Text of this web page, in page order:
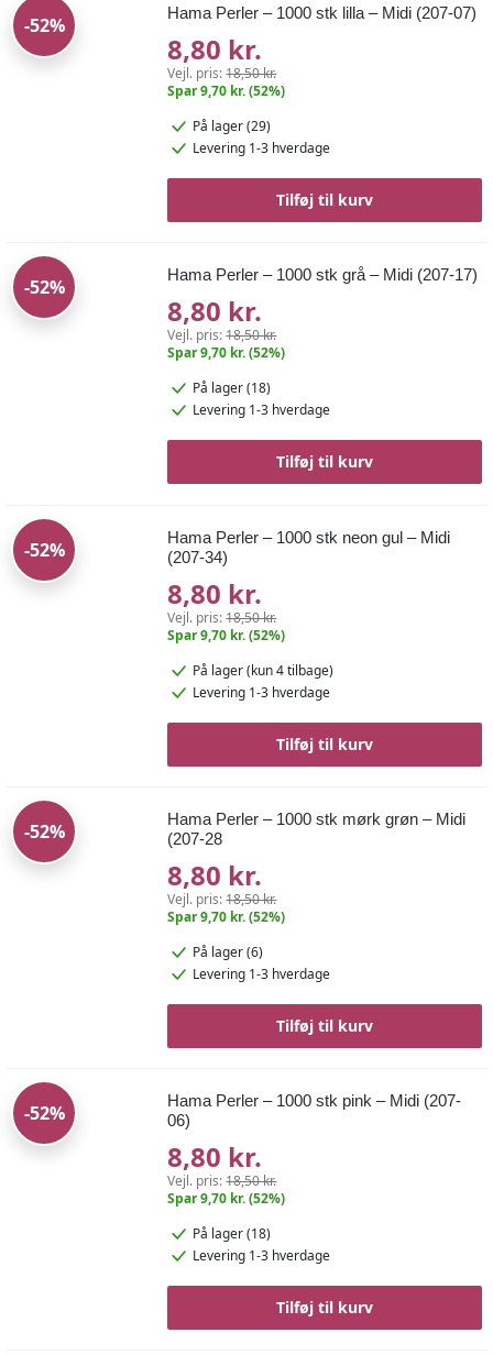
-52%
Hama Perler – 1000 stk lilla – Midi (207-07)
8,80 kr.
Vejl. pris:18,50 kr.
Spar 9,70 kr. (52%)
På lager (29)
Levering 1-3 hverdage
Tilføj til kurv
-52%
Hama Perler – 1000 stk grå – Midi (207-17)
8,80 kr.
Vejl. pris:18,50 kr.
Spar 9,70 kr. (52%)
På lager (18)
Levering 1-3 hverdage
Tilføj til kurv
-52%
Hama Perler – 1000 stk neon gul – Midi
(207-34)
8,80 kr.
Vejl. pris:18,50 kr.
Spar 9,70 kr. (52%)
På lager(kun 4 tilbage)
Levering 1-3 hverdage
Tilføj til kurv
-52%
Hama Perler – 1000 stk mørk grøn – Midi
(207-28
8,80 kr.
Vejl. pris:18,50 kr.
Spar 9,70 kr. (52%)
På lager (6)
Levering 1-3 hverdage
Tilføj til kurv
-52%
Hama Perler – 1000 stk pink – Midi (207-
06)
8,80 kr.
Vejl. pris:18,50 kr.
Spar 9,70 kr. (52%)
På lager (18)
Levering 1-3 hverdage
Tilføj til kurv